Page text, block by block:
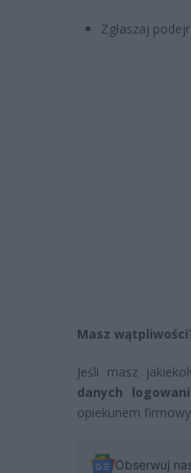
Zgłaszaj
Masz
Jeśli masz
danych
opiekunem
Obserwuj